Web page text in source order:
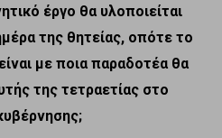
έργο θα υλοποιείται
της θητείας, οπότε το
με ποια παραδοτέα θα
της τετραετίας στο